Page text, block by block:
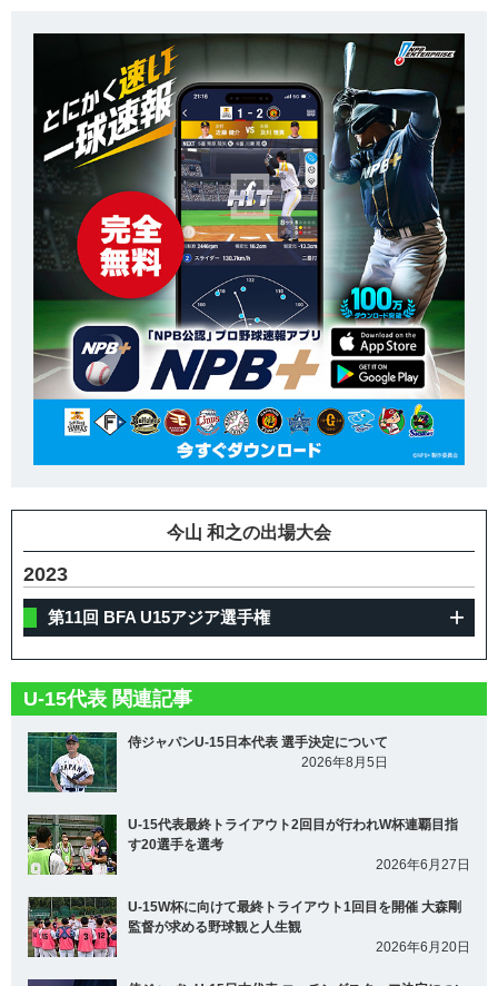
今山 和之の出場大会
2023
第11回 BFA U15アジア選手権
U-15代表 関連記事
侍ジャパンU-15日本代表 選手決定について
2026年8月5日
U-15代表最終トライアウト2回目が行われW杯連覇目指
す20選手を選考
2026年6月27日
U-15W杯に向けて最終トライアウト1回目を開催 大森剛
監督が求める野球観と人生観
2026年6月20日